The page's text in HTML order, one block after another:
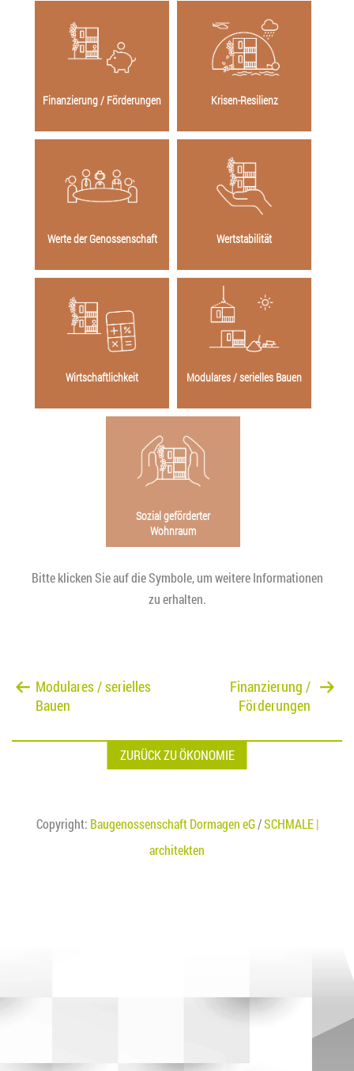
Finanzierung / Förderungen Krisen-Resilienz
Werte der Genossenschaft Wertstabilität
Wirtschaftlichkeit Modulares / serielles Bauen
Sozial geförderter
Wohnraum
Bitte klicken Sie auf die Symbole, um weitere Informationen
zu erhalten.
Modulares / serielles
Bauen
ZURÜCK ZU ÖKONOMIE
Finanzierung /
Förderungen
Copyright: Baugenossenschaft Dormagen eG/SCHMALE |
architekten